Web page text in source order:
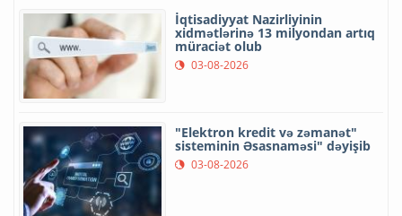
İqtisadiyyat Nazirliyinin
xidmətlərinə 13 milyondan artıq
müraciət olub
03-08-2026
"Elektron kredit və zəmanət"
sisteminin Əsasnaməsi" dəyişib
03-08-2026